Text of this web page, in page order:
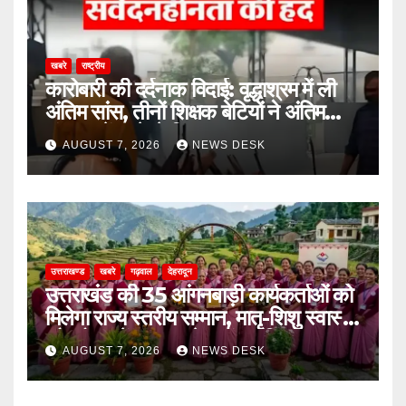
खबरे राष्ट्रीय
कारोबारी की दर्दनाक विदाई: वृद्धाश्रम में ली
अंतिम सांस, तीनों शिक्षक बेटियों ने अंतिम
संस्कार में आने से किया इनकार
AUGUST 7, 2026 NEWS DESK
उत्तराखण्ड खबरे गढ़वाल देहरादून
उत्तराखंड की 35 आंगनबाड़ी कार्यकर्ताओं को
मिलेगा राज्य स्तरीय सम्मान, मातृ-शिशु स्वास्थ्य
और पोषण में उत्कृष्ट सेवाओं का मिला पुरस्कार
AUGUST 7, 2026 NEWS DESK